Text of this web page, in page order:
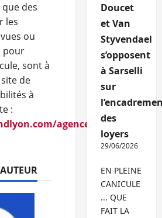
des
les
ou
pour
sont à
de
à
:
agence-
Doucet
et Van
Styvendael
s’opposent
à Sarselli
sur
des
loyers
29/06/2026
EN PLEINE
CANICULE
... QUE
FAIT LA